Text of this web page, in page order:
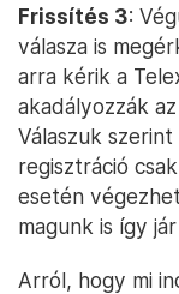
Frissítés 3:
válasza is
arra kérik a
akadályozzák
Válaszuk
regisztráció
esetén
magunk is így
Arról, hogy mi